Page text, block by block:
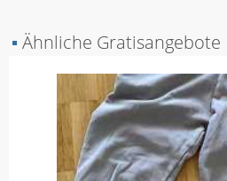
▪ Ähnliche Gratisangebote